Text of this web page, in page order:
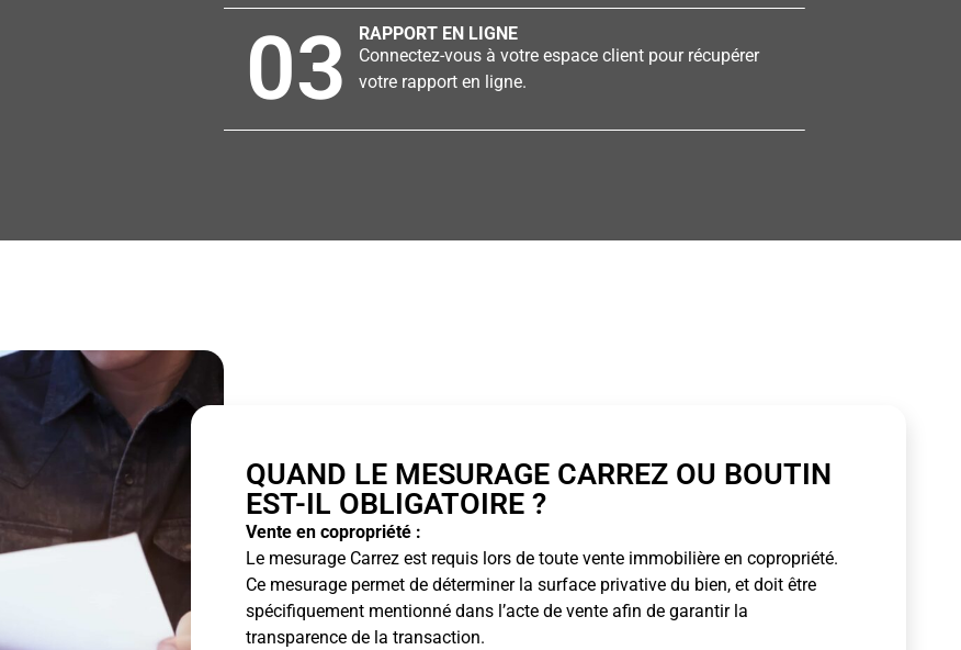
03
RAPPORT EN LIGNE
Connectez-vous à votre espace client pour récupérer
votre rapport en ligne.
QUAND LE MESURAGE CARREZ OU BOUTIN
EST-IL OBLIGATOIRE ?
Vente en copropriété :
Le mesurage Carrez est requis lors de toute vente immobilière en copropriété.
Ce mesurage permet de déterminer la surface privative du bien, et doit être
spécifiquement mentionné dans l’acte de vente afin de garantir la
transparence de la transaction.